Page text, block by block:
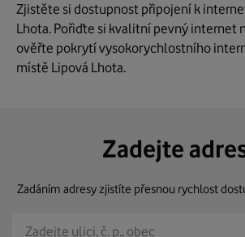
Zjistěte si dostupnost připojení k
Lhota. Pořiďte si kvalitní pevný internet
ověřte pokrytí vysokorychlostního
místě Lipová Lhota.
Zadejte
Zadáním adresy zjistíte přesnou rychlost